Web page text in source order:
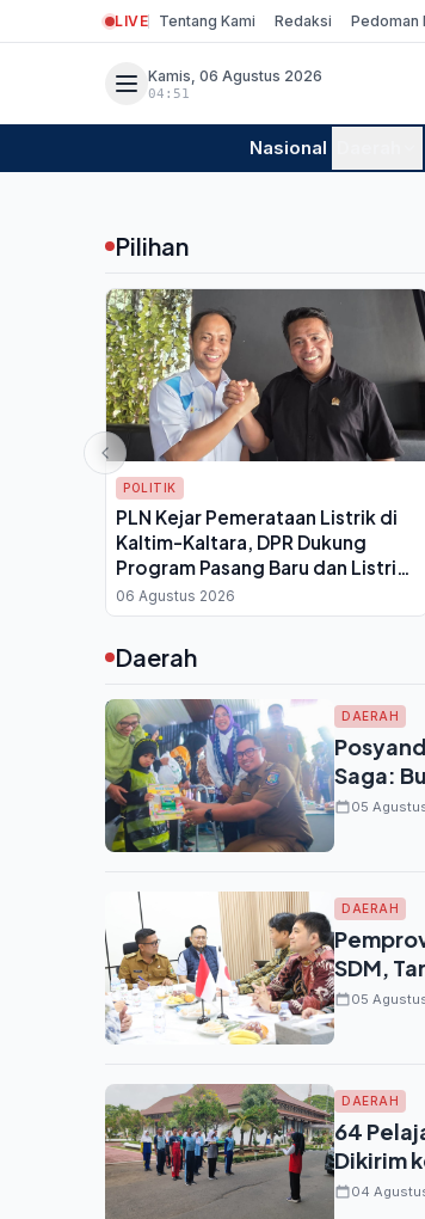
LIVE Tentang Kami Redaksi Pedoman
Kamis, 06 Agustus 2026
04:51
Nasional
Pilihan
POLITIK
PLN Kejar Pemerataan Listrik di
Kaltim-Kaltara, DPR Dukung
Program Pasang Baru dan Listrik
Desa
06 Agustus 2026
Daerah
DAERAH
Saga:
05
DAERAH
SDM,
05
DAERAH
64
Dikirim
04